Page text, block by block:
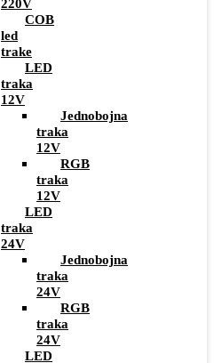
220V
COB
led
trake
LED
traka
12V
Jednobojna
traka
12V
RGB
traka
12V
LED
traka
24V
Jednobojna
traka
24V
RGB
traka
24V
LED